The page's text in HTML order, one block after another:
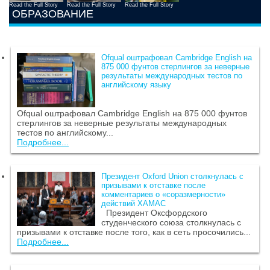
Read the Full Story Read the Full Story Read the Full Story
ОБРАЗОВАНИЕ
Ofqual оштрафовал Cambridge English на
875 000 фунтов стерлингов за неверные
результаты международных тестов по
английскому языку
Ofqual оштрафовал Cambridge English на 875 000 фунтов
стерлингов за неверные результаты международных
тестов по английскому...
Подробнее...
Президент Oxford Union столкнулась с
призывами к отставке после
комментариев о «соразмерности»
действий ХАМАС
Президент Оксфордского
студенческого союза столкнулась с
призывами к отставке после того, как в сеть просочились...
Подробнее...